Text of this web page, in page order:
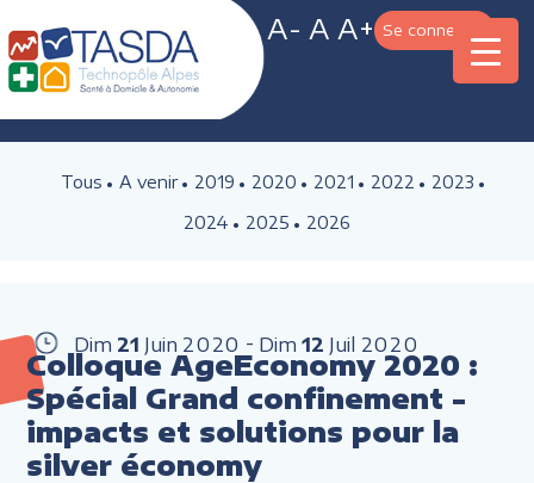
A- A A+ Se connecter
Tous A venir 2019 2020 2021 2022
2023
2024
2025 2026
Dim 21 Juin 2020 Dim 12 Juil 2020
Colloque AgeEconomy 2020 :
Spécial Grand confinement -
impacts et solutions pour la
silver économy